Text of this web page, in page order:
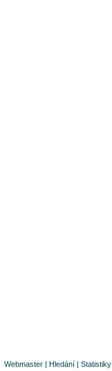
Webmaster | Hledání | Statistiky